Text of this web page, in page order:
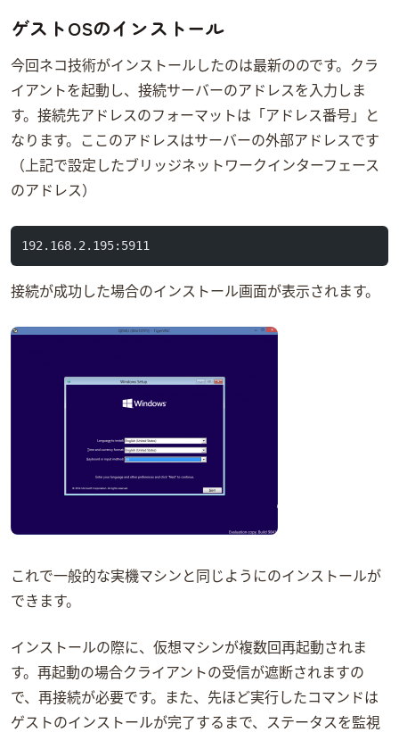
ゲストOSのインストール
今回ネコ技術がインストールしたのは最新のWindows 10のTechnical Previewです。VNCクラ
イアントを起動し、接続サーバーのアドレスを入力しま
す。接続先アドレスのフォーマットは「ipアドレス:port番号」と
なります。ここのipアドレスはUbuntuサーバーの外部IPアドレスです
（上記で設定したブリッジネットワークインターフェース
のIPアドレス）
192.168.2.195:5911
接続が成功した場合Windowsのインストール画面が表示されます。
これで一般的な実機マシンと同じようにWindowsのインストールが
できます。
Windowsインストールの際に、仮想マシンが複数回再起動されま
す。再起動の場合VNCクライアントの受信が遮断されますの
で、再接続が必要です。また、先ほど実行したvirt-installコマンドは
ゲストOSのインストールが完了するまで、ステータスを監視